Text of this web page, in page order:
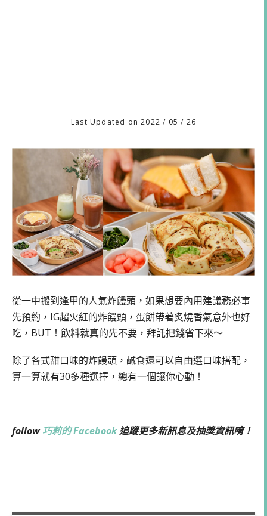
Last Updated on 2022 / 05 / 26
從一中搬到逢甲的人氣炸饅頭，如果想要內用建議務必事
先預約，IG超火紅的炸饅頭，蛋餅帶著炙燒香氣意外也好
吃，BUT！飲料就真的先不要，拜託把錢省下來～
除了各式甜口味的炸饅頭，鹹食還可以自由選口味搭配，
算一算就有30多種選擇，總有一個讓你心動！
follow巧莉的 Facebook追蹤更多新訊息及抽獎資訊唷！